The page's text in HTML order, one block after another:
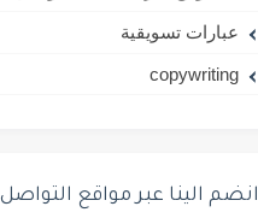
عبارات تسويقية
copywriting
انضم الينا عبر مواقع التواصل